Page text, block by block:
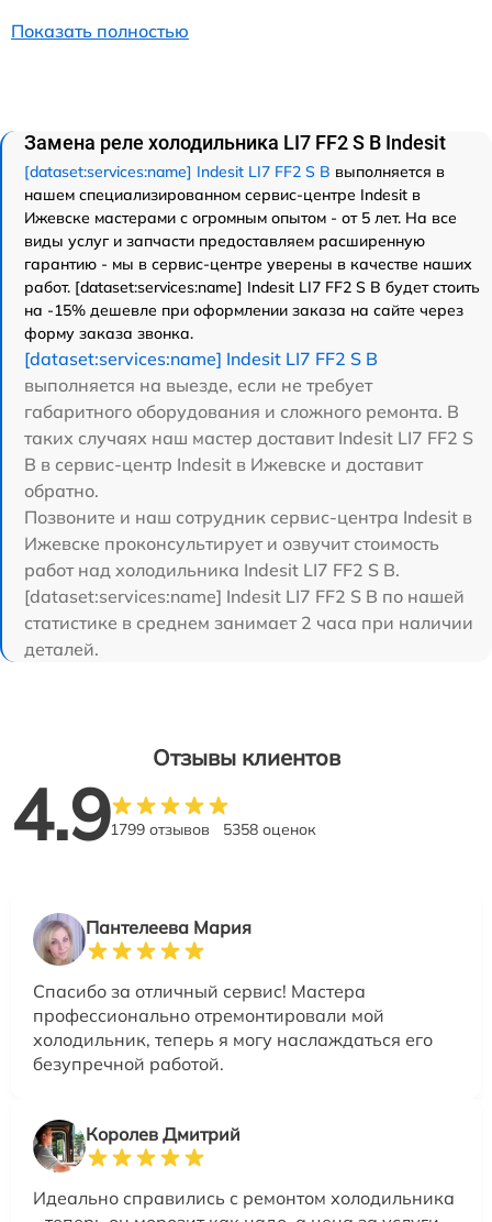
Показать полностью
Замена реле холодильника LI7 FF2 S B Indesit
[dataset:services:name] Indesit LI7 FF2 S B выполняется в
нашем специализированном сервис-центре Indesit в
Ижевске мастерами с огромным опытом - от 5 лет. На все
виды услуг и запчасти предоставляем расширенную
гарантию - мы в сервис-центре уверены в качестве наших
работ. [dataset:services:name] Indesit LI7 FF2 S B будет стоить
на -15% дешевле при оформлении заказа на сайте через
форму заказа звонка.
[dataset:services:name] Indesit LI7 FF2 S B
выполняется на выезде, если не требует
габаритного оборудования и сложного ремонта. В
таких случаях наш мастер доставит Indesit LI7 FF2 S
B в сервис-центр Indesit в Ижевске и доставит
обратно.
Позвоните и наш сотрудник сервис-центра Indesit в
Ижевске проконсультирует и озвучит стоимость
работ над холодильника Indesit LI7 FF2 S B.
[dataset:services:name] Indesit LI7 FF2 S B по нашей
статистике в среднем занимает 2 часа при наличии
деталей.
Отзывы клиентов
4.91799 отзывов 5358 оценок
Пантелеева Мария
Спасибо за отличный сервис! Мастера
профессионально отремонтировали мой
холодильник, теперь я могу наслаждаться его
безупречной работой.
Королев Дмитрий
Идеально справились с ремонтом холодильника